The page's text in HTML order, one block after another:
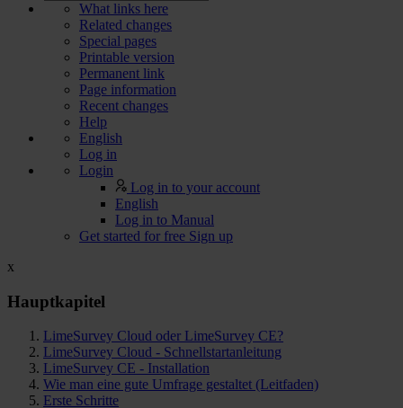
What links here
Related changes
Special pages
Printable version
Permanent link
Page information
Recent changes
Help
English
Log in
Login
Log in to your account
English
Log in to Manual
Get started for free Sign up
x
Hauptkapitel
LimeSurvey Cloud oder LimeSurvey CE?
LimeSurvey Cloud - Schnellstartanleitung
LimeSurvey CE - Installation
Wie man eine gute Umfrage gestaltet (Leitfaden)
Erste Schritte